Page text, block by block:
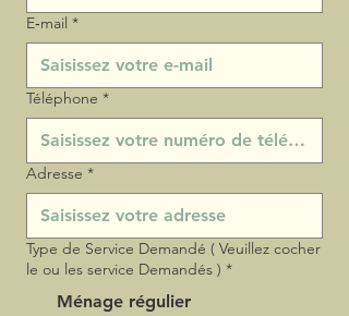
E‑mail *
Téléphone *
Adresse *
Type de Service Demandé ( Veuillez cocher
le ou les service Demandés ) *
Ménage régulier